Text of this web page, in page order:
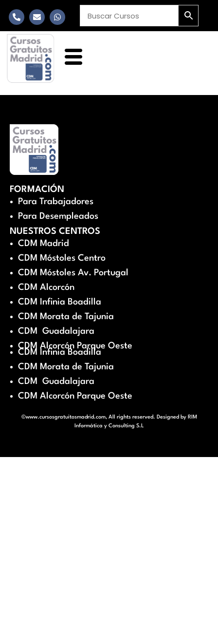
FORMACIÓN
Para Trabajadores
Para Desempleados
NUESTROS CENTROS
CDM Madrid
CDM Móstoles Centro
CDM Móstoles Av. Portugal
CDM Alcorcón
CDM Infinia Boadilla
CDM Morata de Tajunia
CDM Guadalajara
CDM Alcorcón Parque Oeste
CDM Infinia Boadilla
CDM Morata de Tajunia
CDM Guadalajara
CDM Alcorcón Parque Oeste
©www.cursosgratuitosmadrid.com, All rights reserved. Designed by RIM
Informática y Consulting S.L